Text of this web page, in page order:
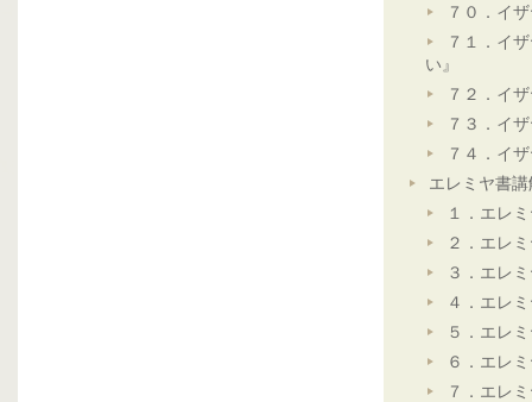
７０．イ
７１．イ
い』
７２．イ
７３．イ
７４．イ
エレミヤ書講
１．エレ
２．エレ
３．エレ
４．エレ
５．エレ
６．エレ
７．エレ